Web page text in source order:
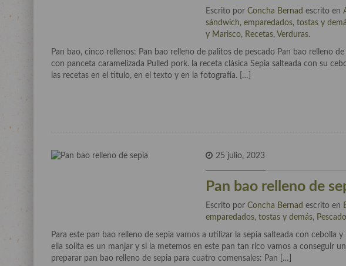
Escrito porConcha Bernad escrito en
sándwich, emparedados, tostas y
y Marisco, Recetas, Verduras.
Pan bao, cinco rellenos: Pan bao relleno de palitos de pescado Pan bao relleno
con panceta caramelizada Pulled pork. la receta clásica Sepia salteada con su
las recetas en el titulo, en el texto y en la fotografía. […]
25 julio, 2023
Pan bao relleno de
Escrito porConcha Bernad escrito en
emparedados, tostas y demás,
Para este pan bao relleno de sepia vamos a utilizar la sepia salteada con cebolla
ella solita es un manjar y si la metemos en este pan tan rico vamos a conseguir
preparar pan bao relleno de sepia para cuatro comensales: Pan […]